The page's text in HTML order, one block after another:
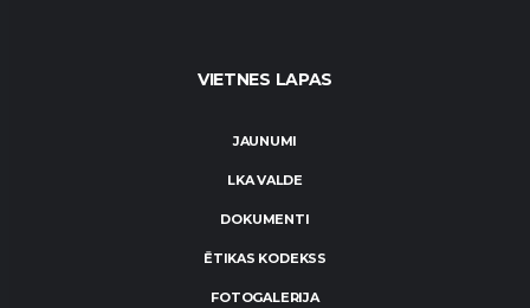
VIETNES LAPAS
JAUNUMI
LKA VALDE
DOKUMENTI
ĒTIKAS KODEKSS
FOTOGALERIJA